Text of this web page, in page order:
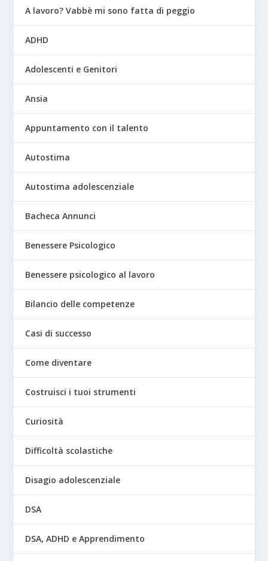
A lavoro? Vabbè mi sono fatta di peggio
ADHD
Adolescenti e Genitori
Ansia
Appuntamento con il talento
Autostima
Autostima adolescenziale
Bacheca Annunci
Benessere Psicologico
Benessere psicologico al lavoro
Bilancio delle competenze
Casi di successo
Come diventare
Costruisci i tuoi strumenti
Curiosità
Difficoltà scolastiche
Disagio adolescenziale
DSA
DSA, ADHD e Apprendimento